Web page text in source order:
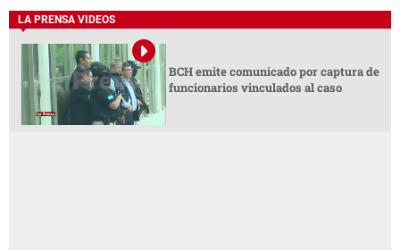
LA PRENSA VIDEOS
BCH emite comunicado por captura de
funcionarios vinculados al caso